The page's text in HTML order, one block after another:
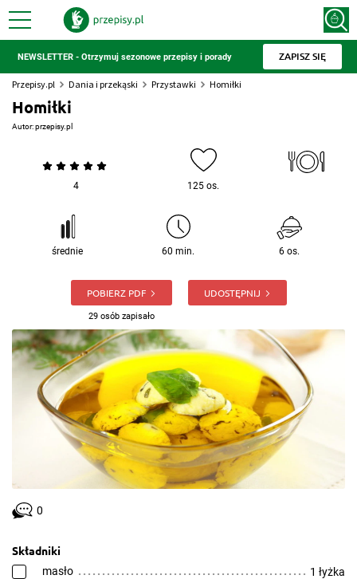
NEWSLETTER - Otrzymuj sezonowe przepisy i porady ZAPISZ SIĘ
Przepisy.pl Dania i przekąski Przystawki Homiłki
Homiłki
Autor:przepisy.pl
4 125 os.
średnie 60 min. 6 os.
POBIERZ PDF
29 osób zapisało
UDOSTĘPNIJ
0
Składniki
masło 1 łyżka